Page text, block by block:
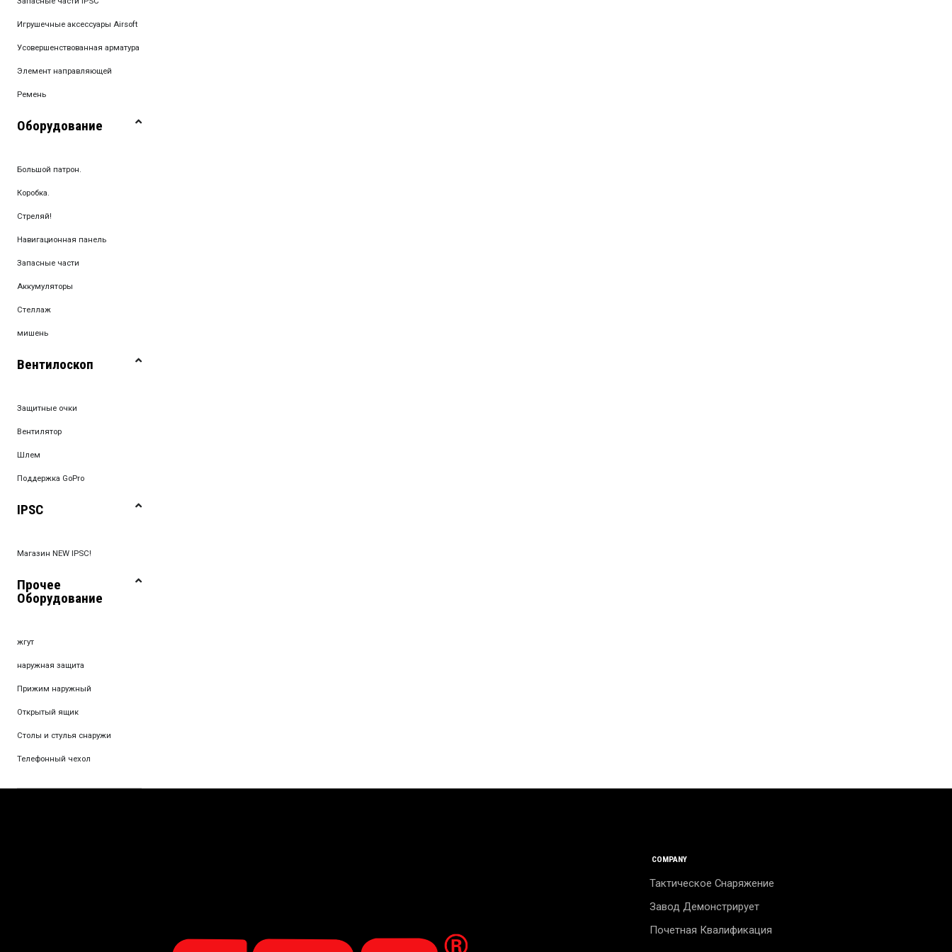
Игрушечные аксессуары Airsoft
Усовершенствованная арматура
Элемент направляющей
Ремень
Оборудование
Большой патрон.
Коробка.
Стреляй!
Навигационная панель
Запасные части
Аккумуляторы
Стеллаж
мишень
Вентилоскоп
Защитные очки
Вентилятор
Шлем
Поддержка GoPro
IPSC
Магазин NEW IPSC!
Прочее
Оборудование
жгут
наружная защита
Прижим наружный
Открытый ящик
Столы и стулья снаружи
Телефонный чехол
COMPANY
Тактическое Снаряжение
Завод Демонстрирует
Почетная Квалификация